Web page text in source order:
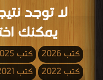
لا توجد
يمكنك
كتب 2026 كتب 2025
كتب 2022
كتب 2021